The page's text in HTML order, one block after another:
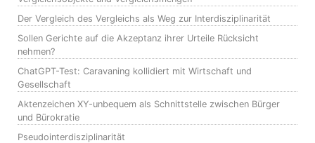
Der Vergleich des Vergleichs als Weg zur Interdisziplinarität
Sollen Gerichte auf die Akzeptanz ihrer Urteile Rücksicht
nehmen?
ChatGPT-Test: Caravaning kollidiert mit Wirtschaft und
Gesellschaft
Aktenzeichen XY-unbequem als Schnittstelle zwischen Bürger
und Bürokratie
Pseudointerdisziplinarität